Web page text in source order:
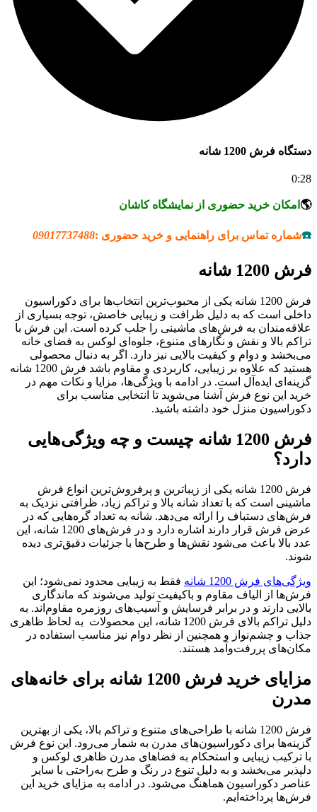
دستگاه فرش 1200 شانه
0:28
🌎 امکان خرید حضوری از نمایشگاه کاشان
☎️شماره تماس برای راهنمایی و خرید حضوری :09017737488
فرش 1200 شانه
فرش 1200 شانه یکی از محبوب‌ترین انتخاب‌ها برای دکوراسیون
داخلی است که به دلیل ظرافت و زیبایی خاصش، توجه بسیاری از
علاقه‌مندان به فرش‌های ماشینی را جلب کرده است. این فرش با
تراکم بالا و نقش و نگارهای متنوع، جلوه‌ای لوکس به فضای خانه
می‌بخشد و دوام و کیفیت بالایی نیز دارد. اگر به دنبال محصولی
هستید که علاوه بر زیبایی، کاربردی و مقاوم باشد فرش 1200 شانه
گزینه‌ای ایده‌آل است. در ادامه با ویژگی‌ها، مزایا و نکات مهم در
خرید این نوع فرش آشنا می‌شوید تا انتخابی مناسب برای
دکوراسیون منزل خود داشته باشید.
فرش 1200 شانه چیست و چه ویژگی‌هایی
دارد؟
فرش 1200 شانه یکی از زیباترین و پرفروش‌ترین انواع فرش
ماشینی است که با تعداد شانه بالا و تراکم زیاد، ظرافتی نزدیک به
فرش‌های دستباف را ارائه می‌دهد. شانه به تعداد گره‌هایی که در
عرض فرش قرار دارند اشاره دارد و در فرش‌های 1200 شانه، این
عدد بالا باعث می‌شود نقش‌ها و طرح‌ها با جزئیات دقیق‌تری دیده
شوند.
ویژگی‌های فرش 1200 شانه
فقط به زیبایی محدود نمی‌شود؛ این
فرش‌ها از الیاف مقاوم و باکیفیت تولید می‌شوند که ماندگاری
بالایی دارند و در برابر فرسایش و آسیب‌های روزمره مقاوم‌اند. به
دلیل تراکم بالای فرش 1200 شانه، این محصولات به لحاظ ظاهری
جذاب و چشم‌نواز و همچنین از نظر دوام نیز مناسب استفاده در
مکان‌های پررفت‌وآمد هستند.
مزایای خرید فرش 1200 شانه برای خانه‌های
مدرن
فرش 1200 شانه با طراحی‌های متنوع و تراکم بالا، یکی از بهترین
گزینه‌ها برای دکوراسیون‌های مدرن به شمار می‌رود. این نوع فرش
با ترکیب زیبایی و استحکام به فضاهای مدرن ظاهری لوکس و
دلپذیر می‌بخشد و به دلیل تنوع در رنگ و طرح به‌راحتی با سایر
عناصر دکوراسیون هماهنگ می‌شود. در ادامه به مزایای خرید این
فرش‌ها پرداخته‌ایم.